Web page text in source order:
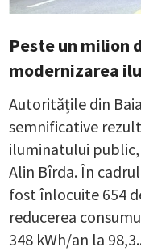
Peste un milion
modernizarea
Autoritățile din
semnificative
iluminatului
Alin Bîrda. În
fost înlocuite 654
reducerea
348 kWh/an la 98,3